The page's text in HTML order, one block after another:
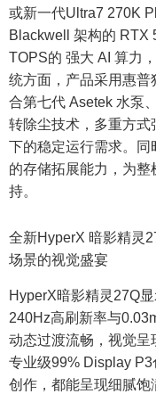
或新一代Ultra7 270K
Blackwell 架构的 RTX
TOPS的 强大 AI 算力
统方面，产品采用惠普
合第七代 Asetek 水泵
转除尘技术，多重方
下的稳定运行需求。
的存储拓展能力，为
持。
全新HyperX 暗影精灵
场景的视觉盛宴
HyperX暗影精灵27Q
240Hz高刷新率与
动态过渡流畅，视觉
专业级99% Display
创作，都能呈现细腻